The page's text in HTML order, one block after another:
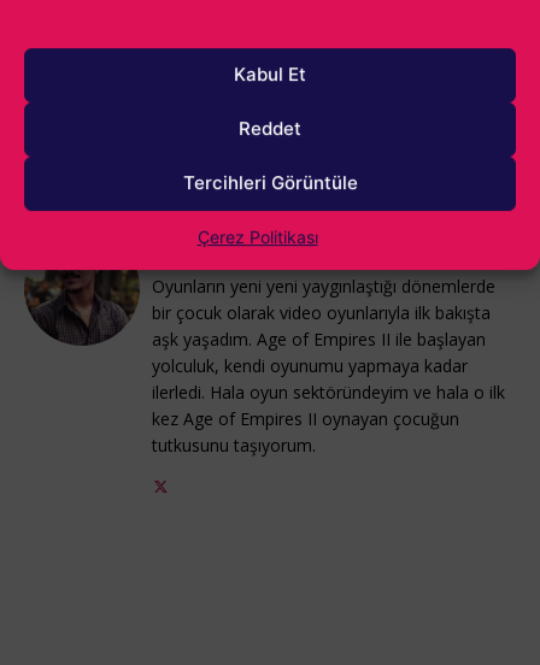
Kabul Et
Reddet
Tercihleri Görüntüle
Çerez Politikası
Teşekkürler ve desteğinizi umuyoruz.
Tüm samimiyetimizle, MyTona ve Fntastic.
Alparslan Gürlek
Oyunların yeni yeni yaygınlaştığı dönemlerde
bir çocuk olarak video oyunlarıyla ilk bakışta
aşk yaşadım. Age of Empires II ile başlayan
yolculuk, kendi oyunumu yapmaya kadar
ilerledi. Hala oyun sektöründeyim ve hala o ilk
kez Age of Empires II oynayan çocuğun
tutkusunu taşıyorum.